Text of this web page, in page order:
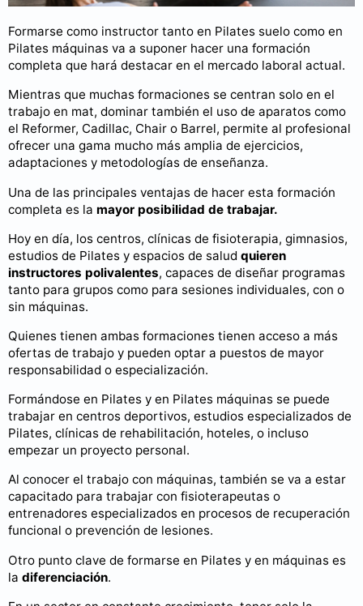
Formarse como instructor tanto en Pilates suelo como en
Pilates máquinas va a suponer hacer una formación
completa que hará destacar en el mercado laboral actual.
Mientras que muchas formaciones se centran solo en el
trabajo en mat, dominar también el uso de aparatos como
el Reformer, Cadillac, Chair o Barrel, permite al profesional
ofrecer una gama mucho más amplia de ejercicios,
adaptaciones y metodologías de enseñanza.
Una de las principales ventajas de hacer esta formación
completa es la mayor posibilidad de trabajar.
Hoy en día, los centros, clínicas de fisioterapia, gimnasios,
estudios de Pilates y espacios de salud quieren
instructores polivalentes, capaces de diseñar programas
tanto para grupos como para sesiones individuales, con o
sin máquinas.
Quienes tienen ambas formaciones tienen acceso a más
ofertas de trabajo y pueden optar a puestos de mayor
responsabilidad o especialización.
Formándose en Pilates y en Pilates máquinas se puede
trabajar en centros deportivos, estudios especializados de
Pilates, clínicas de rehabilitación, hoteles, o incluso
empezar un proyecto personal.
Al conocer el trabajo con máquinas, también se va a estar
capacitado para trabajar con fisioterapeutas o
entrenadores especializados en procesos de recuperación
funcional o prevención de lesiones.
Otro punto clave de formarse en Pilates y en máquinas es
la diferenciación.